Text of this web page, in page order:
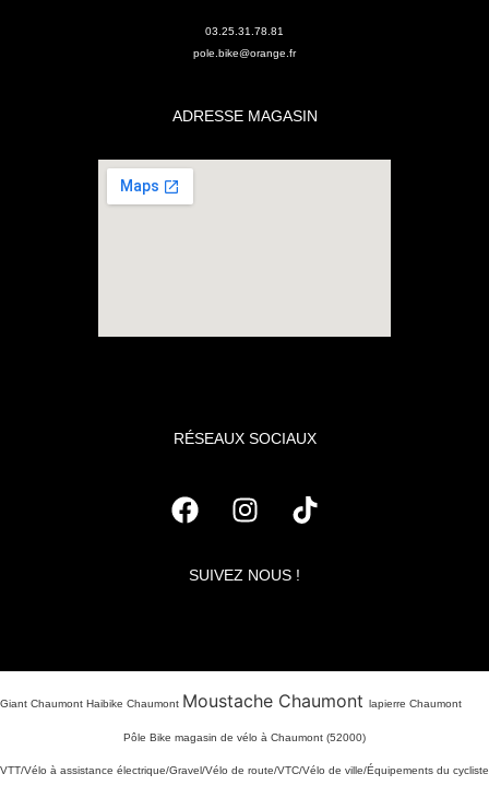
03.25.31.78.81
pole.bike@orange.fr
ADRESSE MAGASIN
RÉSEAUX SOCIAUX
SUIVEZ NOUS !
Giant Chaumont Haibike Chaumont Moustache Chaumont lapierre Chaumont
Pôle Bike magasin de vélo à Chaumont (52000)
VTT/Vélo à assistance électrique/Gravel/Vélo de route/VTC/Vélo de ville/Équipements du cycliste